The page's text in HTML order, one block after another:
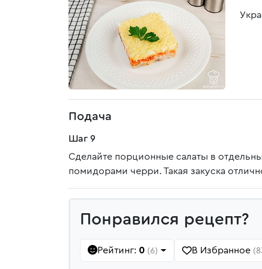
Подача
Шаг 9
Сделайте порционные салаты в
помидорами черри. Такая закуска
Понравился рецепт?
Рейтинг: 0 (6) В Избранное